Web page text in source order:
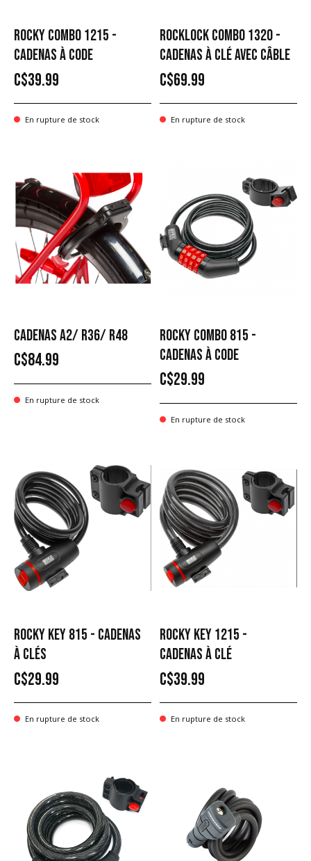
ROCKY COMBO 1215 -
CADENAS À CODE
C$39.99
En rupture de stock
ROCKLOCK COMBO 1320 -
CADENAS À CLÉ AVEC CÂBLE
C$69.99
En rupture de stock
CADENAS A2/ R36/ R48
C$84.99
En rupture de stock
ROCKY COMBO 815 -
CADENAS À CODE
C$29.99
En rupture de stock
ROCKY KEY 815 - CADENAS
À CLÉS
C$29.99
En rupture de stock
ROCKY KEY 1215 -
CADENAS À CLÉ
C$39.99
En rupture de stock